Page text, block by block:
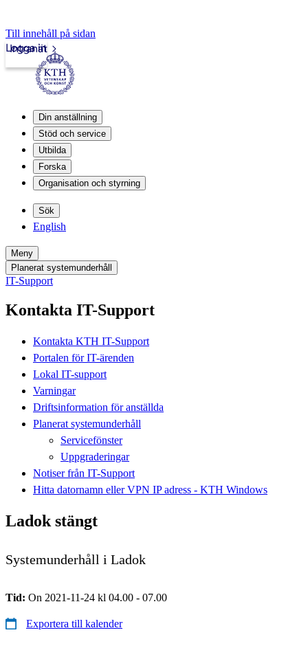
Till innehåll på sidan
Intranät
Logga in
Din anställning
Stöd och service
Utbilda
Forska
Organisation och styrning
Sök
English
Meny
Planerat systemunderhåll
IT-Support
Kontakta IT-Support
Kontakta KTH IT-Support
Portalen för IT-ärenden
Lokal IT-support
Varningar
Driftsinformation för anställda
Planerat systemunderhåll
Servicefönster
Uppgraderingar
Notiser från IT-Support
Hitta datornamn eller VPN IP adress - KTH Windows
Ladok stängt
Systemunderhåll i Ladok
Tid: On 2021-11-24 kl 04.00 - 07.00
Exportera till kalender